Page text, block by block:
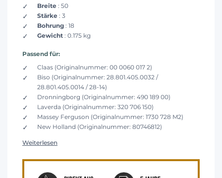
Breite : 50
Stärke : 3
Bohrung : 18
Gewicht : 0.175 kg
Passend für:
Claas (Originalnummer: 00 0060 017 2)
Biso (Originalnummer: 28.801.405.0032 /
28.801.405.0014 / 28-14)
Dronningborg (Originalnummer: 490 189 00)
Laverda (Originalnummer: 320 706 150)
Massey Ferguson (Originalnummer: 1730 728 M2)
New Holland (Originalnummer: 80746812)
Weiterlesen